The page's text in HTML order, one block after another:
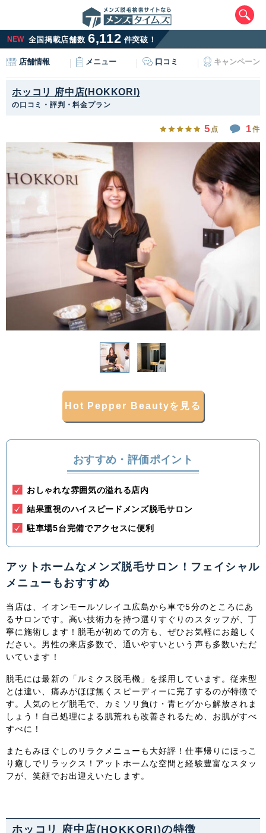
NEW 全国掲載店舗数 6,112 件突破！
店舗情報 メニュー 口コミ キャンペーン
ホッコリ 府中店(HOKKORI)
の口コミ・評判・料金プラン
5 点 1件
Hot Pepper Beautyを見る
おすすめ・評価ポイント
おしゃれな雰囲気の溢れる店内
結果重視のハイスピードメンズ脱毛サロン
駐車場5台完備でアクセスに便利
アットホームなメンズ脱毛サロン！フェイシャル
メニューもおすすめ
当店は、 イオンモールソレイユ広島から車で5分のところにあ
るサロンです。高い技術力を持つ選りすぐりのスタッフが、丁
寧に施術します！脱毛が初めての方も、ぜひお気軽にお越しく
ださい。男性の来店多数で、通いやすいという声も多数いただ
いています！
脱毛には最新の「ルミクス脱毛機」を採用しています。従来型
とは違い、痛みがほぼ無くスピーディーに完了するのが特徴で
す。人気のヒゲ脱毛で、 カミソリ負け・青ヒゲから解放されま
しょう！自己処理による肌荒れも改善されるため、お肌がすべ
すべに！
また もみほぐしのリラクメニューも大好評！仕事帰りにほっこ
り癒しでリラックス！アットホームな空間と経験豊富なスタッ
フが、笑顔でお出迎えいたします。
ホッコリ 府中店(HOKKORI)の特徴
エリアから最寄りサロンを探す
北海道・東北
北海道 青森県 宮城県
秋田県 山形県 福島県
栃木県 群馬県 埼玉県
千葉県 東京都 神奈川県
滋賀県
奈良県 三重県 和歌山県
中国・四国
鳥取県 島根県
山口県 徳島県 香川県 愛媛県
高知県
九州・沖縄
福岡県 佐賀県 長崎県 熊本県
大分県